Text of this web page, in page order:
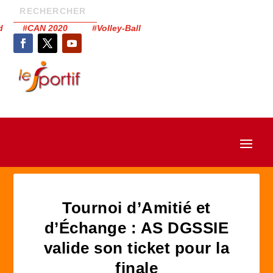
#CAN 2020 #Volley-Ball
Tournoi d’Amitié et
d’Échange : AS DGSSIE
valide son ticket pour la
finale